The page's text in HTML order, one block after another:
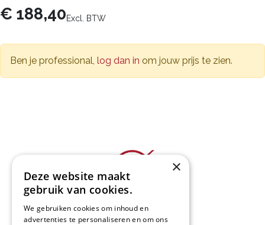
€ 188,40Excl. BTW
Ben je professional, log dan in om jouw prijs te zien.
L&D Foodpartner BV
×
Deze website maakt
gebruik van cookies.
We gebruiken cookies om inhoud en
advertenties te personaliseren en om ons